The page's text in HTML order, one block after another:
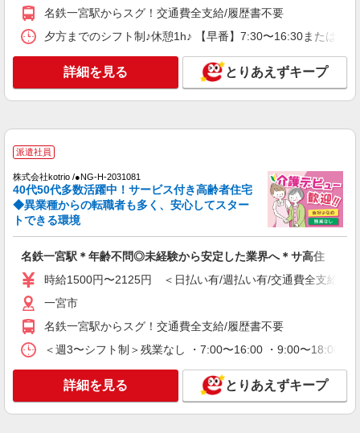
フロアの巡回など
時給1500円〜2125円 ＜日払い有/週払い有/交
一宮市
詳細を見る
株式会社kotrio /●NG-H-2093121
名鉄一宮★未経験OKの人間関係に悩まない職
場へ★サ高住スタッフ
時給1500円〜2125円 ＜日払い有/週払い有/交
一宮市
キープ 詳細を見る
派遣社員
株式会社kotrio /●NG-H-1992425
個別ケア重視！高級シニア住宅で巡回やケアな
ど＊名鉄一宮駅/日払いOK
時給1500円〜2125円 ＜日払い有/週払い有/交
通費全支給(ガソリン代含む)＞
名鉄一宮駅からスグ！交通費全支給/履歴書不要
夕方までのシフト制♪休憩1h♪ 【早番】7:30〜16:30または
詳細を見る とりあえずキープ
派遣社員
株式会社kotrio /●NG-H-2031081
40代50代多数活躍中！サービス付き高齢者住宅
◆異業種からの転職者も多く、安心してスター
トできる環境
名鉄一宮駅＊年齢不問◎未経験から安定した業界へ＊サ高住
時給1500円〜2125円 ＜日払い有/週払い有/交通費全支給(ガ
一宮市
名鉄一宮駅からスグ！交通費全支給/履歴書不要
＜週3〜シフト制＞残業なし ・7:00〜16:00 ・9:00〜
詳細を見る とりあえずキープ